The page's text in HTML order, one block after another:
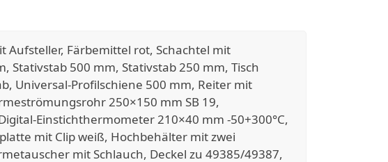
Färbemittel rot, Schachtel mit
Stativstab 500 mm, Stativstab 250 mm, Tisch
Universal-Profilschiene 500 mm, Reiter mit
250×150 mm SB 19,
Einstichthermometer 210×40 mm -50+300°C,
mit Clip weiß, Hochbehälter mit zwei
mit Schlauch, Deckel zu 49385/49387,